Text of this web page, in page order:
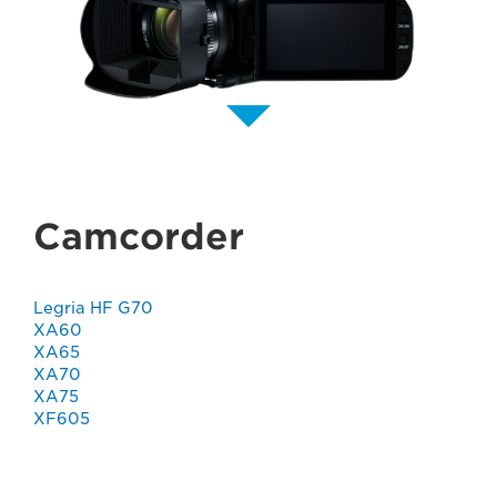
Camcorder
Legria HF G70
XA60
XA65
XA70
XA75
XF605